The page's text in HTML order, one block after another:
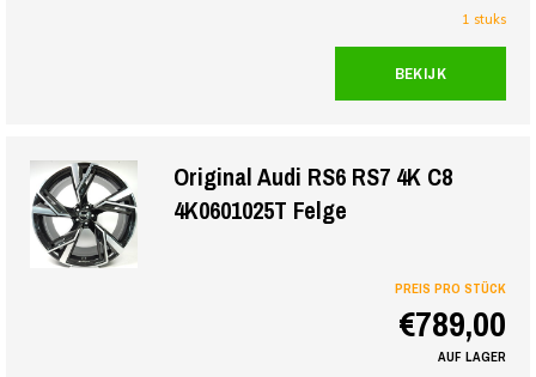
1 stuks
BEKIJK
Original Audi RS6 RS7 4K C8
4K0601025T Felge
PREIS PRO STÜCK
€789,00
AUF LAGER